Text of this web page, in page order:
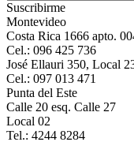
Suscribirme
Montevideo
Costa Rica 1666 apto.
Cel.: 096 425 736
José Ellauri 350, Local
Cel.: 097 013 471
Punta del Este
Calle 20 esq. Calle 27
Local 02
Tel.: 4244 8284